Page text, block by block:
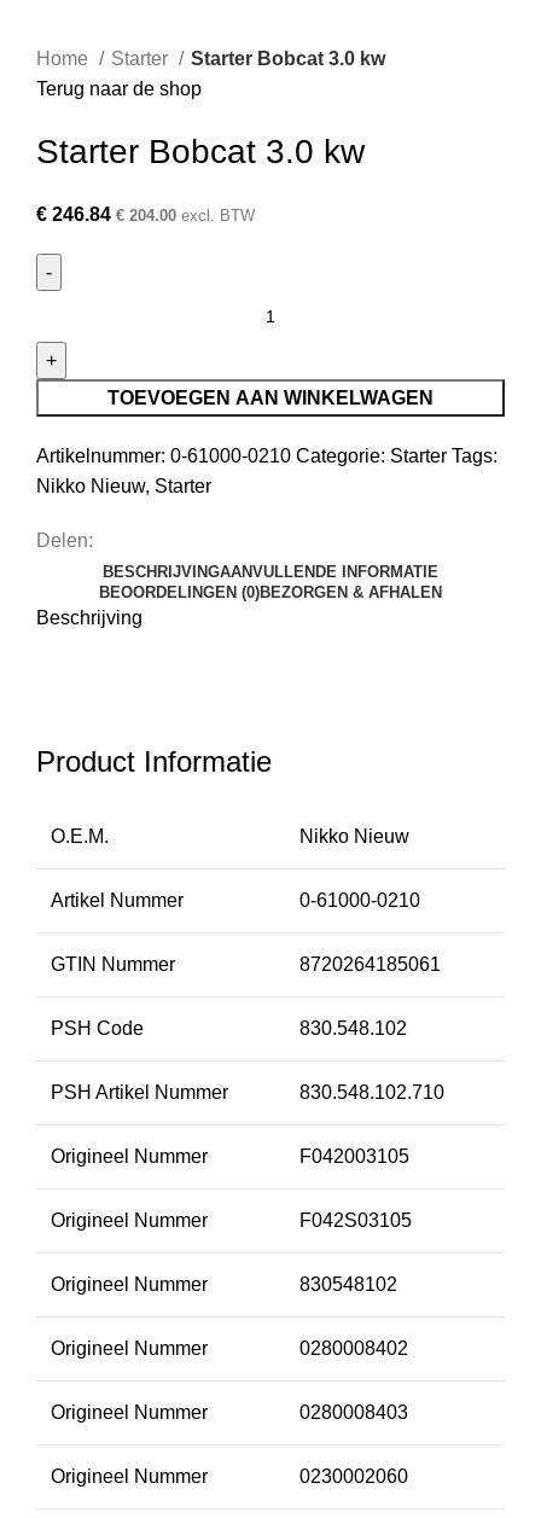
Home Starter
Starter Bobcat 3.0 kw
Terug naar de shop
Starter Bobcat 3.0 kw
€ 246.84 € 204.00 excl. BTW
TOEVOEGEN AAN WINKELWAGEN
Artikelnummer: 0-61000-0210 Categorie: Starter Tags:
Nikko Nieuw, Starter
Delen:
BESCHRIJVINGAANVULLENDE INFORMATIE
BEOORDELINGEN (0)BEZORGEN & AFHALEN
Beschrijving
Product Informatie
O.E.M. Nikko Nieuw
Artikel Nummer 0-61000-0210
GTIN Nummer 8720264185061
PSH Code 830.548.102
PSH Artikel Nummer 830.548.102.710
Origineel Nummer F042003105
Origineel Nummer F042S03105
Origineel Nummer 830548102
Origineel Nummer 0280008402
Origineel Nummer 0280008403
Origineel Nummer 0230002060